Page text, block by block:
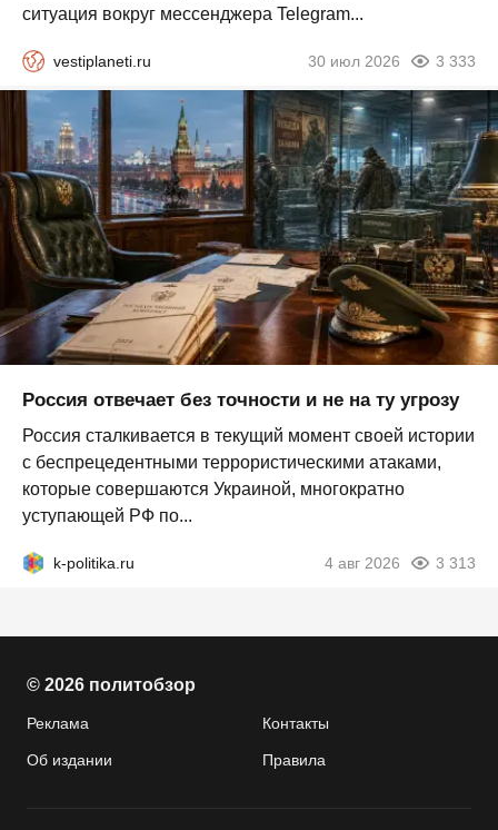
ситуация вокруг мессенджера Telegram...
vestiplaneti.ru 30 июл 2026 3 333
Россия отвечает без точности и не на ту угрозу
Россия сталкивается в текущий момент своей истории
с беспрецедентными террористическими атаками,
которые совершаются Украиной, многократно
уступающей РФ по...
k-politika.ru 4 авг 2026 3 313
© 2026 политобзор
Реклама Контакты
Об издании Правила